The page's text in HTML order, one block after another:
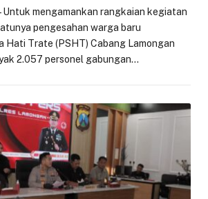
Untuk mengamankan rangkaian kegiatan
pengesahan warga baru
Hati Trate (PSHT) Cabang Lamongan
2.057 personel gabungan…